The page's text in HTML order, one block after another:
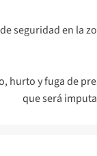
seguridad en la
hurto y fuga de
que será